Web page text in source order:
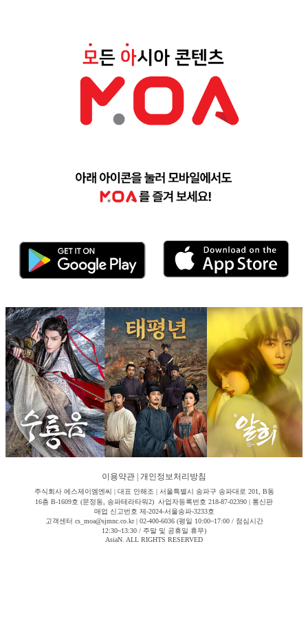
이용약관 개인정보처리방침
주식회사 에스제이엠엔씨 | 대표 안해조 | 서울특별시 송파구 송파대로 201, B동
16층 B-1609호 (문정동, 송파테라타워2) 사업자등록번호 218-87-02390 | 통신판
매업 신고번호 제-2024-서울송파-3233호
고객센터 cs_moa@sjmnc.co.kr | 02-400-6036 (평일 10:00~17:00 / 점심시간
12:30~13:30 / 주말 및 공휴일 휴무)
AsiaN. ALL RIGHTS RESERVED